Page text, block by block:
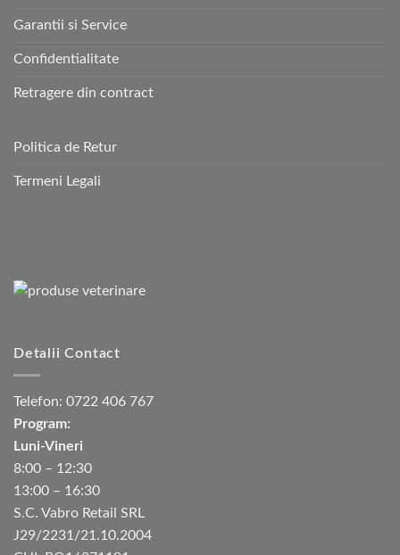
Garantii si Service
Confidentialitate
Retragere din contract
Politica de Retur
Termeni Legali
Detalii Contact
Telefon: 0722 406 767
Program:
Luni-Vineri
8:00 – 12:30
13:00 – 16:30
S.C. Vabro Retail SRL
J29/2231/21.10.2004